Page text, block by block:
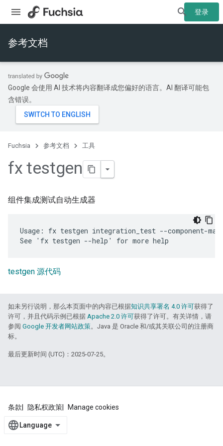
登录
参考文档
Google 会使用 AI 技术将内容翻译成您偏好的语言。AI 翻译可能包
含错误。
Fuchsia 参考文档 工具
fx testgen
组件集成测试自动生成器
Usage: fx testgen integration_test --component-
testgen 源代码
如未另行说明，那么本页面中的内容已根据知识共享署名 4.0 许可获得了
许可，并且代码示例已根据 Apache 2.0 许可获得了许可。有关详情，请
参阅 Google 开发者网站政策。Java 是 Oracle 和/或其关联公司的注册商
标。
最后更新时间 (UTC)：2025-07-25。
条款 隐私权政策 Manage cookies